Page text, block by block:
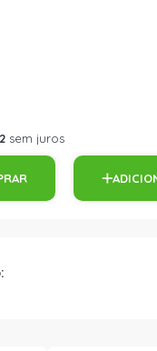
sem juros